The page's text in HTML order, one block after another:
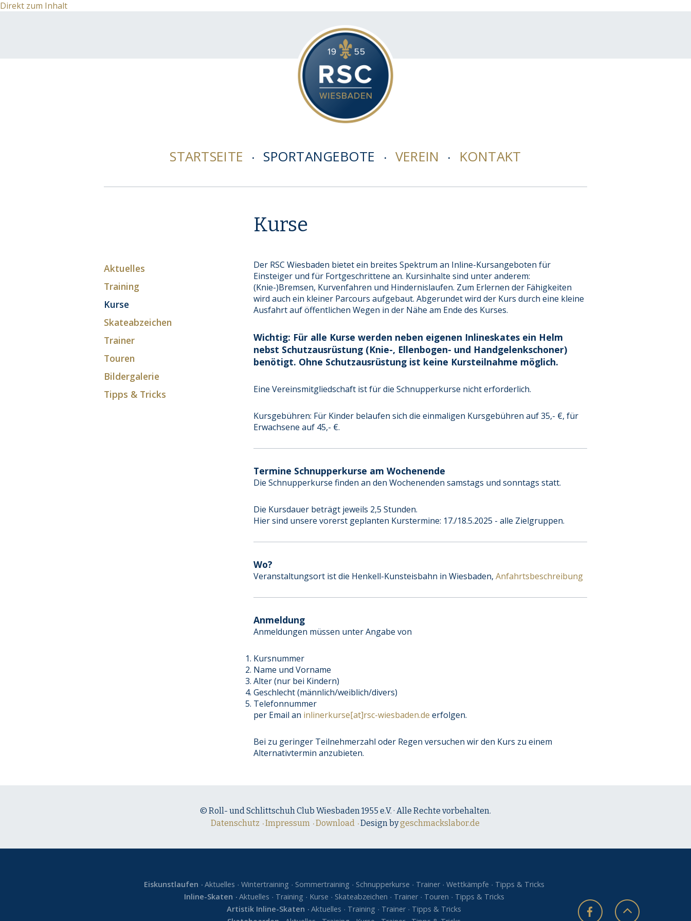
Direkt zum Inhalt
STARTSEITE SPORTANGEBOTE VEREIN KONTAKT
Aktuelles
Training
Kurse
Skateabzeichen
Trainer
Touren
Bildergalerie
Tipps & Tricks
Kurse
Der RSC Wiesbaden bietet ein breites Spektrum an Inline-Kursangeboten für
Einsteiger und für Fortgeschrittene an. Kursinhalte sind unter anderem:
(Knie-)Bremsen, Kurvenfahren und Hindernislaufen. Zum Erlernen der Fähigkeiten
wird auch ein kleiner Parcours aufgebaut. Abgerundet wird der Kurs durch eine kleine
Ausfahrt auf öffentlichen Wegen in der Nähe am Ende des Kurses.
Wichtig: Für alle Kurse werden neben eigenen Inlineskates ein Helm
nebst Schutzausrüstung (Knie-, Ellenbogen- und Handgelenkschoner)
benötigt. Ohne Schutzausrüstung ist keine Kursteilnahme möglich.
Eine Vereinsmitgliedschaft ist für die Schnupperkurse nicht erforderlich.
Kursgebühren: Für Kinder belaufen sich die einmaligen Kursgebühren auf 35,- €, für
Erwachsene auf 45,- €.
Termine Schnupperkurse am Wochenende
Die Schnupperkurse finden an den Wochenenden samstags und sonntags statt.
Die Kursdauer beträgt jeweils 2,5 Stunden.
Hier sind unsere vorerst geplanten Kurstermine: 17./18.5.2025 - alle Zielgruppen.
Wo?
Veranstaltungsort ist die Henkell-Kunsteisbahn in Wiesbaden,Anfahrtsbeschreibung
Anmeldung
Anmeldungen müssen unter Angabe von
Kursnummer
Name und Vorname
Alter (nur bei Kindern)
Geschlecht (männlich/weiblich/divers)
Telefonnummer
per Email an inlinerkurse[at]rsc-wiesbaden.de erfolgen.
Bei zu geringer Teilnehmerzahl oder Regen versuchen wir den Kurs zu einem
Alternativtermin anzubieten.
© Roll- und Schlittschuh Club Wiesbaden 1955 e.V. · Alle Rechte vorbehalten.
Datenschutz
Impressum Download Design bygeschmackslabor.de
Eiskunstlaufen Aktuelles Wintertraining Sommertraining Schnupperkurse Trainer Wettkämpfe
Tipps & Tricks
Inline-Skaten
Aktuelles Training Kurse Skateabzeichen Trainer Touren
Tipps & Tricks
Artistik Inline-Skaten
Aktuelles Training Trainer
Tipps & Tricks